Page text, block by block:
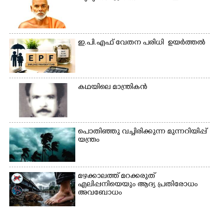
ഇ.പി​.എഫ് വേതന പരി​ധി ​ ഉയർത്തൽ
കഥയിലെ മാന്ത്രികൻ
പൊതിഞ്ഞു വച്ചിരിക്കുന്ന മുന്നറിയിപ്പ്
യന്ത്രം
മഴക്കാലത്ത് മറക്കരുത്
എലിപ്പനിയെയും ആദ്യ പ്രതിരോധം
അവബോധം